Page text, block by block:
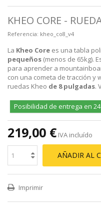
KHEO CORE -
Referencia: kheo_co8_v4
La Kheo Core es una tabla
pequeños (menos de 65kg).
para aprender a
con una cometa de tracción y
ruedas Kheo de 8 pulgadas.
Posibilidad de entrega en
219,00 € IVA incluído
AÑADIR AL
Imprimir